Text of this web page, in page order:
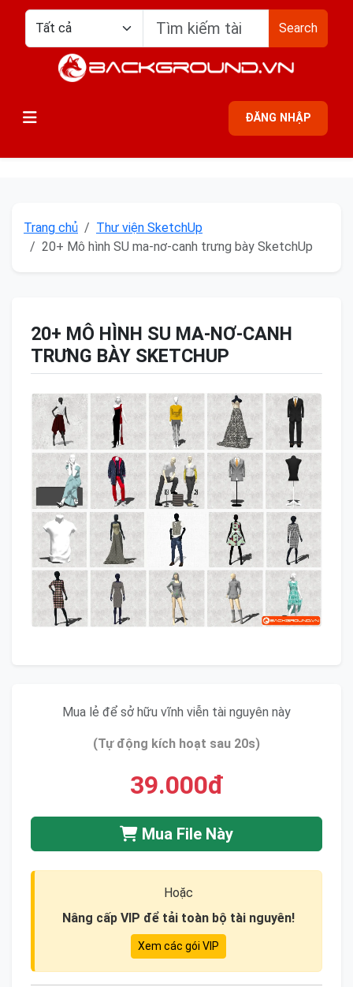
Search
ĐĂNG NHẬP
Trang chủ
Thư viện SketchUp
20+ Mô hình SU ma-nơ-canh trưng bày SketchUp
20+ MÔ HÌNH SU MA-NƠ-CANH
TRƯNG BÀY SKETCHUP
Mua lẻ để sở hữu vĩnh viễn tài nguyên này
(Tự động kích hoạt sau 20s)
39.000đ
Mua File Này
Hoặc
Nâng cấp VIP để tải toàn bộ tài nguyên!
Xem các gói VIP